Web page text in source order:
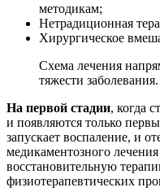
методикам;
Нетрадиционная
Хирургическое
Схема лечения
тяжести заболевания.
На первой стадии, когда
и появляются только
запускает воспаление, и
медикаментозного
восстановительную
физиотерапевтических